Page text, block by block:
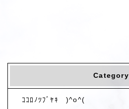
Category
ｺｺﾛﾉﾂﾌﾞﾔｷ )^o^(